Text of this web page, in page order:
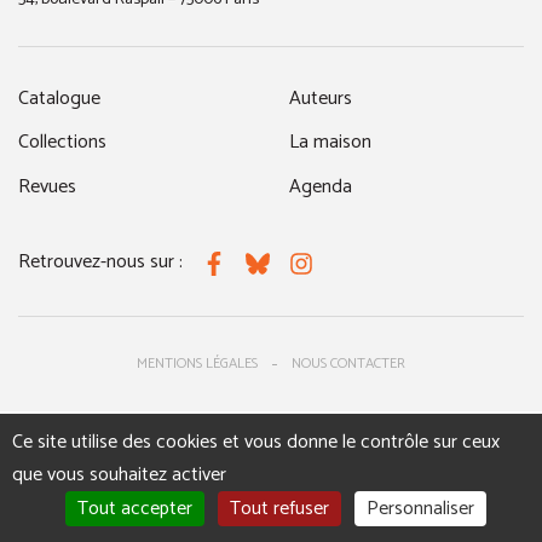
Catalogue
Collections
Revues
Auteurs
La maison
Agenda
Retrouvez-nous sur : FacebookBlueskyInstagram
MENTIONS LÉGALES NOUS CONTACTER
Ce site utilise des cookies et vous donne le contrôle sur ceux
que vous souhaitez activer
Tout accepter
Tout refuser Personnaliser